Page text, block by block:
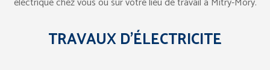
TRAVAUX D’ÉLECTRICITE